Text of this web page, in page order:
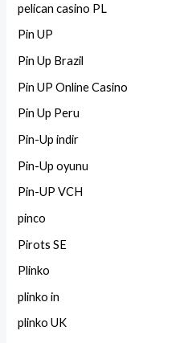
pelican casino PL
Pin UP
Pin Up Brazil
Pin UP Online Casino
Pin Up Peru
Pin-Up indir
Pin-Up oyunu
Pin-UP VCH
pinco
Pirots SE
Plinko
plinko in
plinko UK